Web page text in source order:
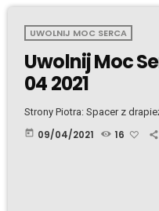
UWOLNIJ MOC SERCA
Uwolnij Moc
04 2021
Strony Piotra: Spacer z
today 09/04/2021 16